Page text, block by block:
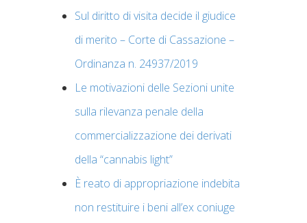
Sul diritto di visita decide il giudice
di merito – Corte di Cassazione –
Ordinanza n. 24937/2019
Le motivazioni delle Sezioni unite
sulla rilevanza penale della
commercializzazione dei derivati
della “cannabis light”
È reato di appropriazione indebita
non restituire i beni all’ex coniuge